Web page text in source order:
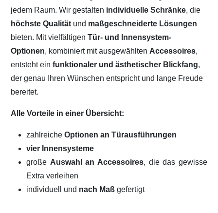
jedem Raum. Wir gestalten individuelle Schränke, die
höchste Qualität und maßgeschneiderte Lösungen
bieten. Mit vielfältigenTür- und Innensystem-
Optionen, kombiniert mit ausgewählten Accessoires,
entsteht einfunktionaler und ästhetischer Blickfang,
der genau Ihren Wünschen entspricht und lange Freude
bereitet.
Alle Vorteile in einer Übersicht:
zahlreicheOptionen an Türausführungen
vier Innensysteme
große Auswahl an Accessoires, die das gewisse
Extra verleihen
individuell und nach Maßgefertigt